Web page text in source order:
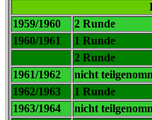
1959/1960
2 Runde
1960/1961
1 Runde
2 Runde
1961/1962
nicht
1962/1963
1 Runde
1963/1964
nicht